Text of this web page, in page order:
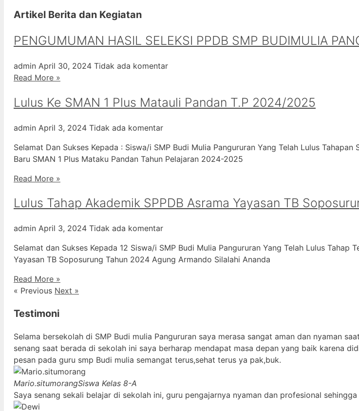
Artikel Berita dan Kegiatan
PENGUMUMAN HASIL SELEKSI PPDB SMP BUDIMULIA
admin April 30, 2024 Tidak ada komentar
Read More »
Lulus Ke SMAN 1 Plus Matauli Pandan T.P 2024/2025
admin April 3, 2024 Tidak ada komentar
Selamat Dan Sukses Kepada : Siswa/i SMP Budi Mulia Pangururan Yang Telah Lulus
Baru SMAN 1 Plus Mataku Pandan Tahun Pelajaran 2024-2025
Read More »
Lulus Tahap Akademik SPPDB Asrama Yayasan TB
admin April 3, 2024 Tidak ada komentar
Selamat dan Sukses Kepada 12 Siswa/i SMP Budi Mulia Pangururan Yang Telah Lulus Tahap
Yayasan TB Soposurung Tahun 2024 Agung Armando Silalahi ⁠Ananda
Read More »
« Previous Next »
Testimoni
Selama bersekolah di SMP Budi mulia Pangururan saya merasa sangat aman dan nyaman
senang saat berada di sekolah ini saya berharap mendapat masa depan yang baik karena
pesan pada guru smp Budi mulia semangat terus,sehat terus ya pak,buk.
Mario.situmorangSiswa Kelas 8-A
Saya senang sekali belajar di sekolah ini, guru pengajarnya nyaman dan profesional